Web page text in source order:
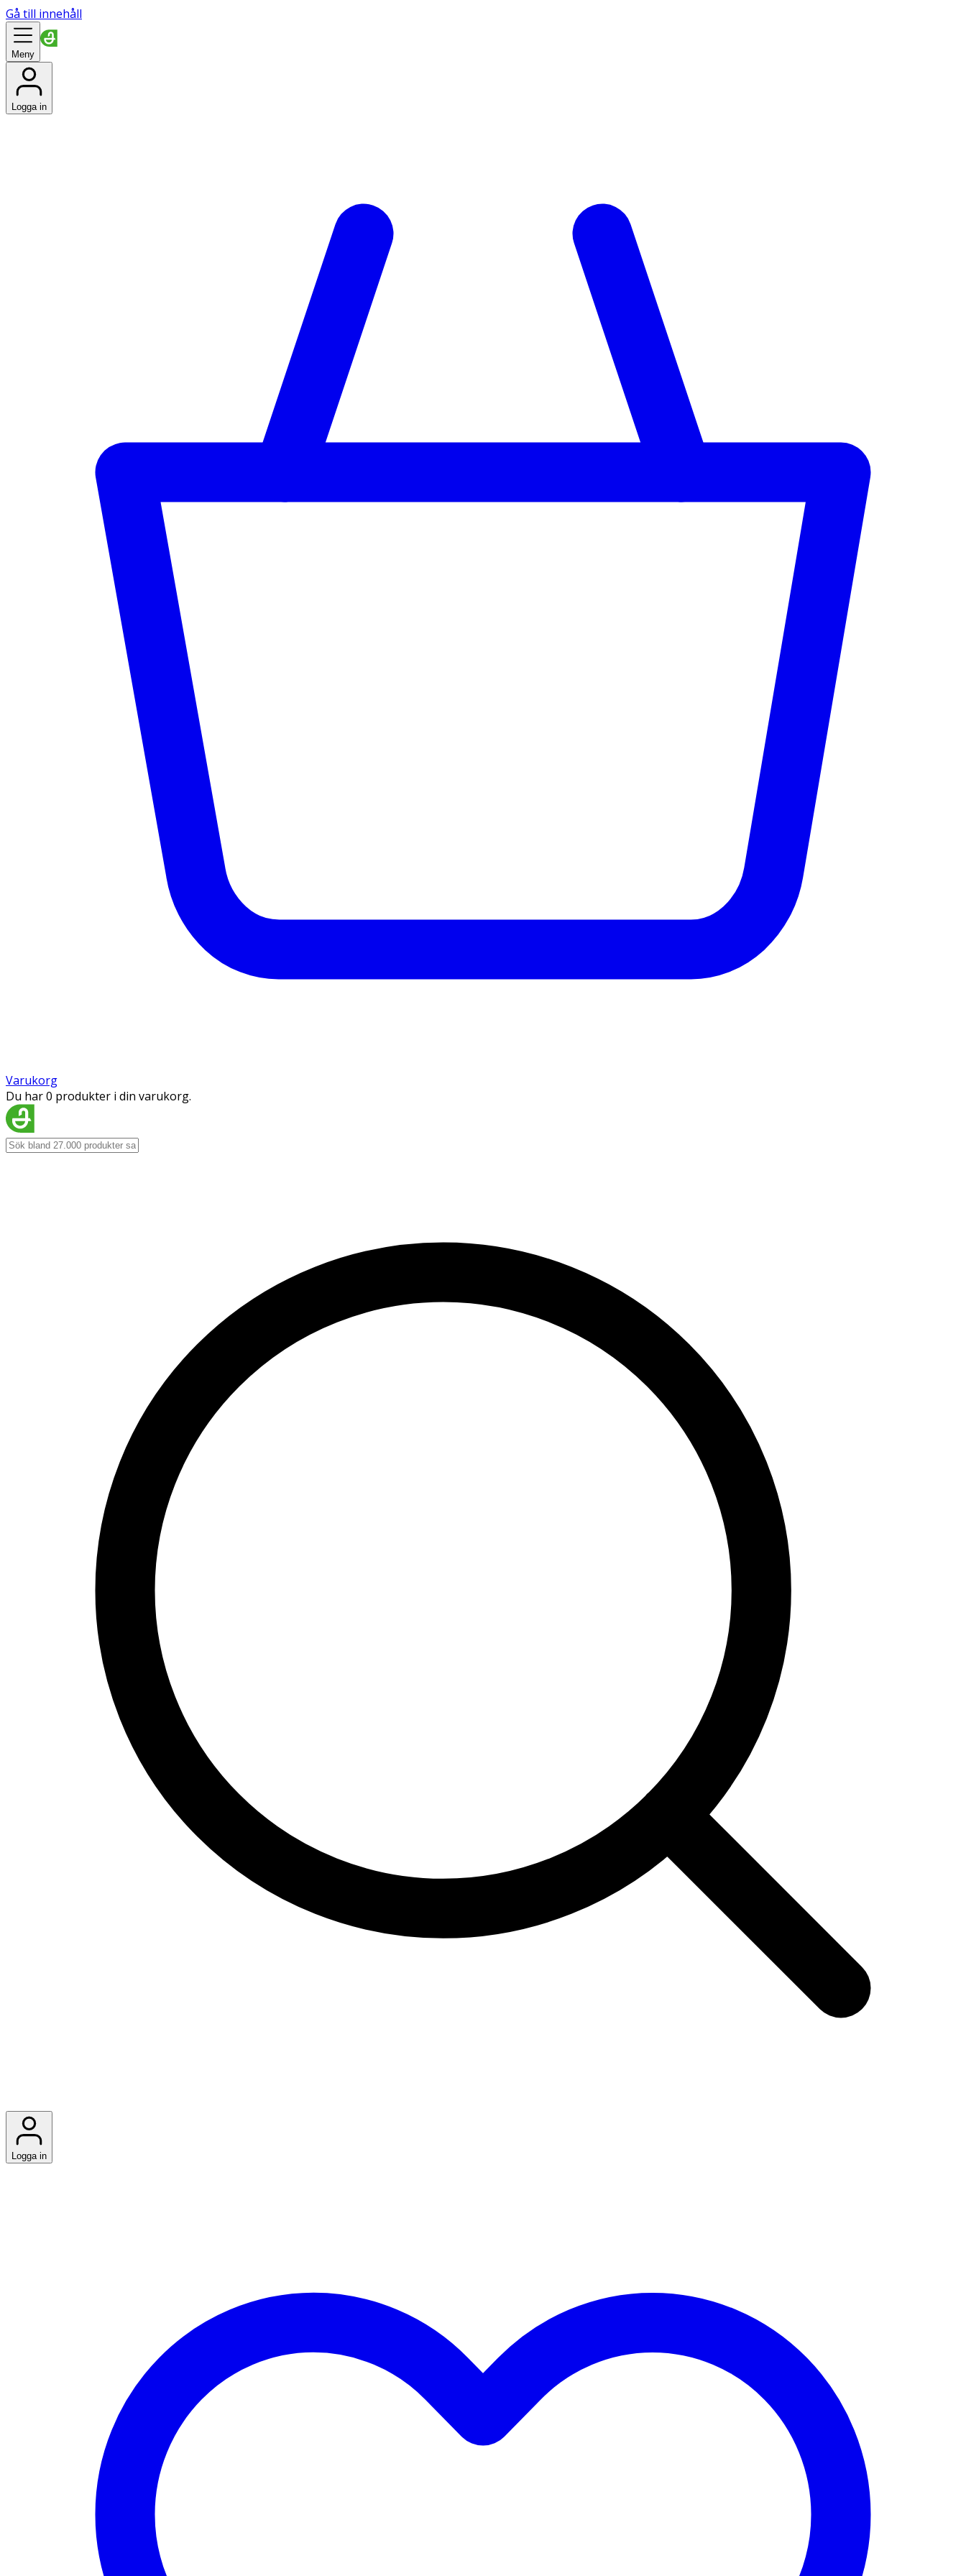
Gå till innehåll
Meny
Logga in
Varukorg
Du har 0 produkter i din varukorg.
Logga in